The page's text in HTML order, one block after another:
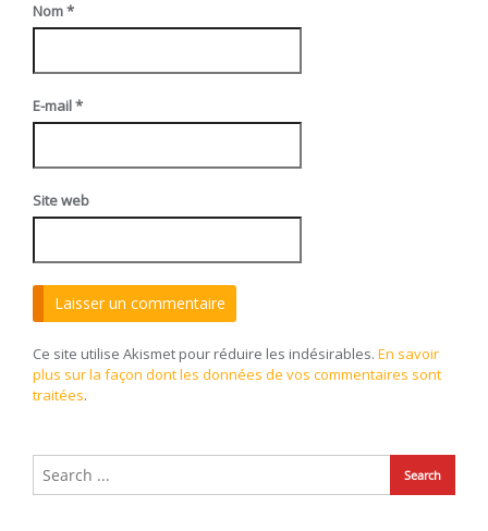
Nom*
E-mail*
Site web
Ce site utilise Akismet pour réduire les indésirables. En savoir
plus sur la façon dont les données de vos commentaires sont
traitées.